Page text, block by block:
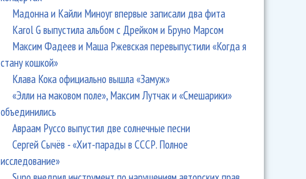
Мадонна и Кайли Миноуг впервые записали два фита
Karol G выпустила альбом с Дрейком и Бруно Марсом
Максим Фадеев и Маша Ржевская перевыпустили «Когда я
стану кошкой»
Клава Кока официально вышла «Замуж»
«Элли на маковом поле», Максим Лутчак и «Смешарики»
объединились
Авраам Руссо выпустил две солнечные песни
Сергей Сычёв - «Хит-парады в СССР. Полное
исследование»